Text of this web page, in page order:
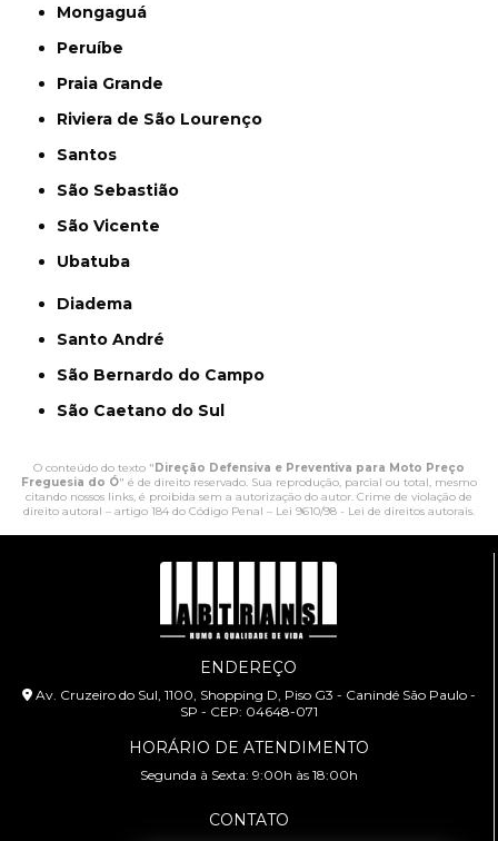
Mongaguá
Peruíbe
Praia Grande
Riviera de São Lourenço
Santos
São Sebastião
São Vicente
Ubatuba
Diadema
Santo André
São Bernardo do Campo
São Caetano do Sul
O conteúdo do texto "Direção Defensiva e Preventiva para Moto Preço
Freguesia do Ó" é de direito reservado. Sua reprodução, parcial ou total, mesmo
citando nossos links, é proibida sem a autorização do autor. Crime de violação de
direito autoral – artigo 184 do Código Penal – Lei 9610/98 - Lei de direitos autorais.
ENDEREÇO
Av. Cruzeiro do Sul, 1100, Shopping D, Piso G3 - Canindé São Paulo -
SP - CEP: 04648-071
HORÁRIO DE ATENDIMENTO
Segunda à Sexta: 9:00h às 18:00h
CONTATO